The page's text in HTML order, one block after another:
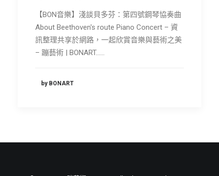
SEARCH
【BON音樂】淺談貝多芬：第四號鋼琴協奏曲
About Beethoven's route Piano Concert – 資
訊整理共享於網路，一起欣賞音樂與藝術之美
– 蹦藝術 | BONART……
by BONART